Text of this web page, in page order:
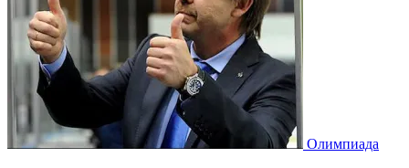
Олимпиада